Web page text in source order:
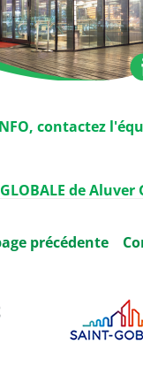
contactez
de Aluver
précédente